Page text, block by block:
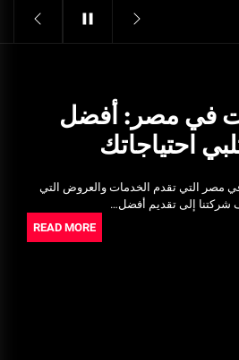
اقفال الزهراء: تحقيق الأمان
نوفمبر 22, 2025
Pre-shipment Inspection
في مصر: أفضل
احتياجاتك
مصر التي تقدم الخدمات والعروض التي
شركتنا إلى تقديم أفضل…
READ MORE